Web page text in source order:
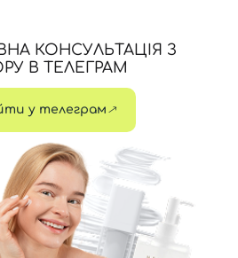
КОНСУЛЬТАЦІЯ З
В ТЕЛЕГРАМ
у телеграм